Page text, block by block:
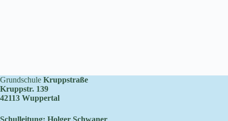
Grundschule Kruppstraße
Kruppstr. 139
42113 Wuppertal
Schulleitung: Holger Schwaner